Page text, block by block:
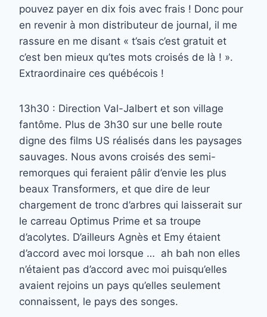
pouvez payer en dix fois avec frais ! Donc pour
en revenir à mon distributeur de journal, il me
rassure en me disant « t’sais c’est gratuit et
c’est ben mieux qu’tes mots croisés de là ! ».
Extraordinaire ces québécois !
13h30 : Direction Val-Jalbert et son village
fantôme. Plus de 3h30 sur une belle route
digne des films US réalisés dans les paysages
sauvages. Nous avons croisés des semi-
remorques qui feraient pâlir d’envie les plus
beaux Transformers, et que dire de leur
chargement de tronc d’arbres qui laisserait sur
le carreau Optimus Prime et sa troupe
d’acolytes. D’ailleurs Agnès et Emy étaient
d’accord avec moi lorsque … ah bah non elles
n’étaient pas d’accord avec moi puisqu’elles
avaient rejoins un pays qu’elles seulement
connaissent, le pays des songes.